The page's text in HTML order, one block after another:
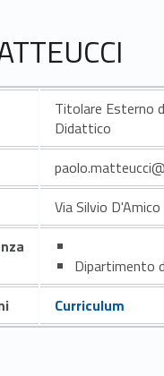
Titolare Esterno
Didattico
Via Silvio
Dipartimento
Curriculum